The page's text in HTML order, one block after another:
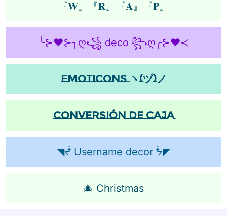
『𝐖』『𝐑』『𝐀』『𝐏』
╰⊱♥⊱╮ღ꧁ deco ꧂ღ╭⊱♥≺
Emoticonsヽ(ヅ)ノ
CoNvErSiÓn de caja
◥ᖫ Username decor ᖭ◤
🎄 Christmas